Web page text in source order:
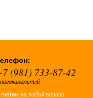
(981) 733-87-42
на любой вопрос